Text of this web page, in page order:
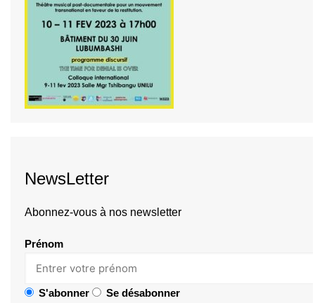
NewsLetter
Abonnez-vous à nos newsletter
Prénom
S'abonner Se désabonner